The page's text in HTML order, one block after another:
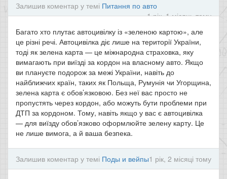
Залишив коментар у темі Питання по авто
1 рік, 1 місяць тому
Багато хто плутає автоцивілку із «зеленою картою», але
це різні речі. Автоцивілка діє лише на території України,
тоді як зелена карта — це міжнародна страховка, яку
вимагають при виїзді за кордон на власному авто. Якщо
ви плануєте подорож за межі України, навіть до
найближчих країн, таких як Польща, Румунія чи Угорщина,
зелена карта є обов’язковою. Без неї вас просто не
пропустять через кордон, або можуть бути проблеми при
ДТП за кордоном. Тому, навіть якщо у вас є автоцивілка
— для виїзду обов’язково оформлюйте зелену карту. Це
не лише вимога, а й ваша безпека.
Залишив коментар у темі Поды и вейпы1 рік, 2 місяці тому